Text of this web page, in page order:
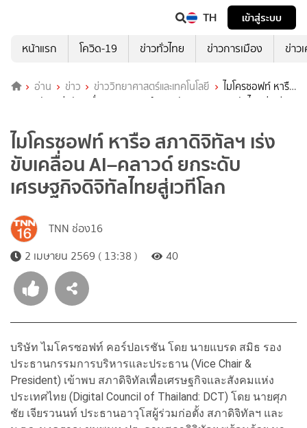
TH
เข้าสู่ระบบ
หน้าแรก
โควิด-19 ข่าวทั่วไทย ข่าวการเมือง ข่าว
อ่าน ข่าว ข่าววิทยาศาสตร์และเทคโนโลยี
ไมโครซอฟท์ หารือ
สภาดิจิทัลฯ เร่งขับเคลื่อน AI–คลาวด์ ยกระดับเศรษฐกิจดิจิทัลไทยสู่เวที
ไมโครซอฟท์ หารือ สภาดิจิทัลฯ เร่ง
ขับเคลื่อน AI–คลาวด์ ยกระดับ
เศรษฐกิจดิจิทัลไทยสู่เวทีโลก
TNN ช่อง16
2 เมษายน 2569 ( 13:38 )
40
บริษัท ไมโครซอฟท์ คอร์ปอเรชัน โดย นายแบรด สมิธ รอง
ประธานกรรมการบริหารและประธาน (Vice Chair &
President) เข้าพบ สภาดิจิทัลเพื่อเศรษฐกิจและสังคมแห่ง
ประเทศไทย (Digital Council of Thailand: DCT) โดย นายศุภ
ชัย เจียรวนนท์ ประธานอาวุโสผู้ร่วมก่อตั้ง สภาดิจิทัลฯ และ